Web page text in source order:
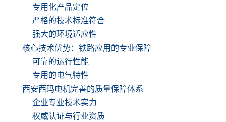
专用化产品定位
严格的技术标准符合
强大的环境适应性
核心技术优势：铁路应用的专业保障
可靠的运行性能
专用的电气特性
西安西玛电机完善的质量保障体系
企业专业技术实力
权威认证与行业资质